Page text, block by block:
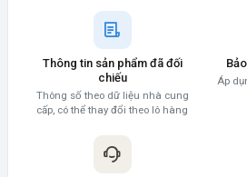
Thông tin sản phẩm đã đối
chiếu
Thông số theo dữ liệu nhà cung
cấp, có thể thay đổi theo lô hàng
Áp